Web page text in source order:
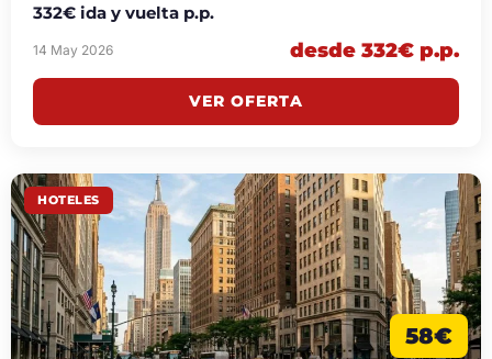
332€ ida y vuelta p.p.
14 May 2026 desde 332€ p.p.
VER OFERTA
HOTELES
58€